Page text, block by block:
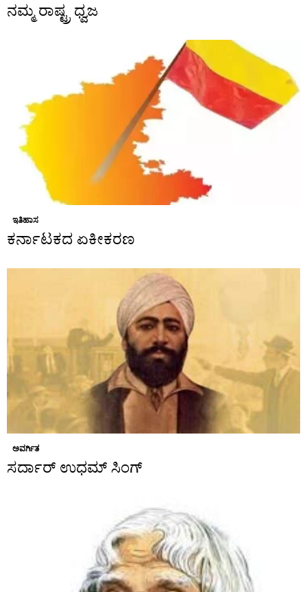
ನಮ್ಮ ರಾಷ್ಟ್ರ ಧ್ವಜ
ಇತಿಹಾಸ
ಕರ್ನಾಟಕದ ಏಕೀಕರಣ
ಅವರ್ಗಿತ
ಸರ್ದಾರ್ ಉಧಮ್ ಸಿಂಗ್